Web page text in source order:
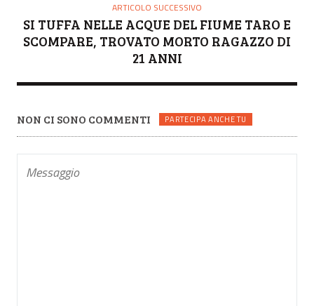
ARTICOLO SUCCESSIVO
SI TUFFA NELLE ACQUE DEL FIUME TARO E
SCOMPARE, TROVATO MORTO RAGAZZO DI
21 ANNI
NON CI SONO COMMENTI PARTECIPA ANCHE TU